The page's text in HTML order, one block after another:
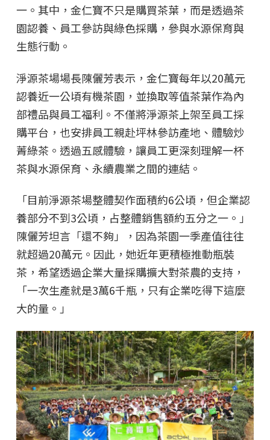
一。其中，金仁寶不只是購買茶葉，而是透過茶
園認養、員工參訪與綠色採購，參與水源保育與
生態行動。
淨源茶場場長陳儷芳表示，金仁寶每年以20萬元
認養近一公頃有機茶園，並換取等值茶葉作為內
部禮品與員工福利。不僅將淨源茶上架至員工採
購平台，也安排員工親赴坪林參訪產地、體驗炒
菁綠茶。透過五感體驗，讓員工更深刻理解一杯
茶與水源保育、永續農業之間的連結。
「目前淨源茶場整體契作面積約6公頃，但企業認
養部分不到3公頃，占整體銷售額約五分之一。」
陳儷芳坦言「還不夠」，因為茶園一季產值往往
就超過20萬元。因此，她近年更積極推動瓶裝
茶，希望透過企業大量採購擴大對茶農的支持，
「一次生產就是3萬6千瓶，只有企業吃得下這麼
大的量。」